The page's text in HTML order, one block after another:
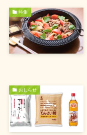
特集
おしらせ